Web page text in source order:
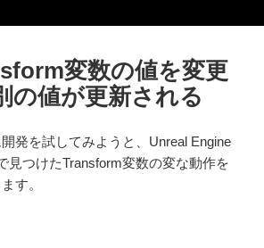
変数の値を変更
の値が更新される
発を試してみようと、Unreal Engine
見つけたTransform変数の変な動作を
す。
変数の値を変更した際に別の値が